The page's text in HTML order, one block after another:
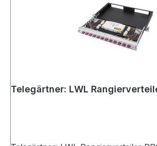
Telegärtner: LWL